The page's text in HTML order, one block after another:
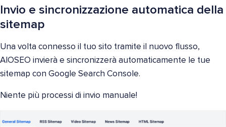
Invio e sincronizzazione automatica della
sitemap
Una volta connesso il tuo sito tramite il nuovo flusso,
AIOSEO invierà e sincronizzerà automaticamente le tue
sitemap con Google Search Console.
Niente più processi di invio manuale!